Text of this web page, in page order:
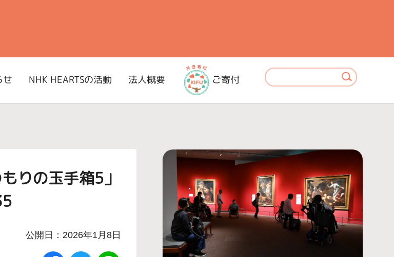
せ NHK HEARTSの活動 法人概要 ご寄付
りの玉手箱5」
公開日：2026年1月8日